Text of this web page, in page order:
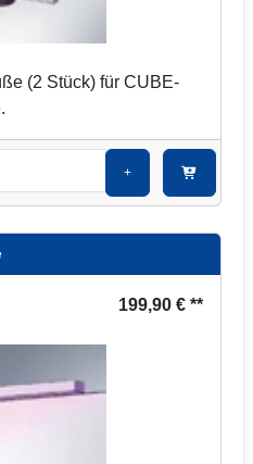
(2 Stück) für CUBE-
+
199,90 € **